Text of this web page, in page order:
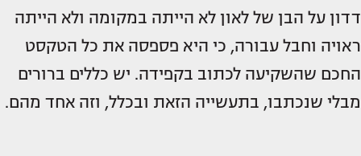
דדון על הבן של לאון לא הייתה במקומה ולא הייתה
ראויה וחבל עבורה, כי היא פספסה את כל הטקסט
החכם שהשקיעה לכתוב בקפידה. יש כללים ברורים
מבלי שנכתבו, בתעשייה הזאת ובכלל, וזה אחד מהם.